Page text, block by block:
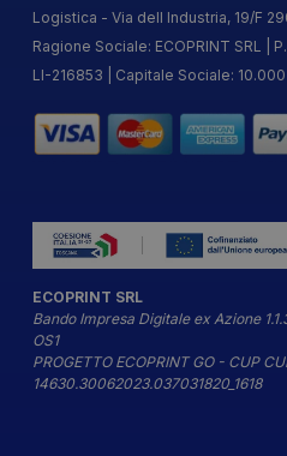
Logistica - Via dell Industria, 19/F
Ragione Sociale: ECOPRINT SRL |
LI-216853 | Capitale Sociale: 10.000
ECOPRINT SRL
Bando Impresa Digitale ex Azione
OS1
PROGETTO ECOPRINT GO - CUP
14630.30062023.037031820_1618